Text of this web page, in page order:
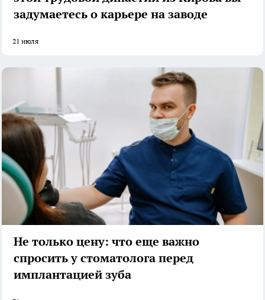
задумаетесь о карьере на заводе
21 июля
Не только цену: что еще важно
спросить у стоматолога перед
имплантацией зуба